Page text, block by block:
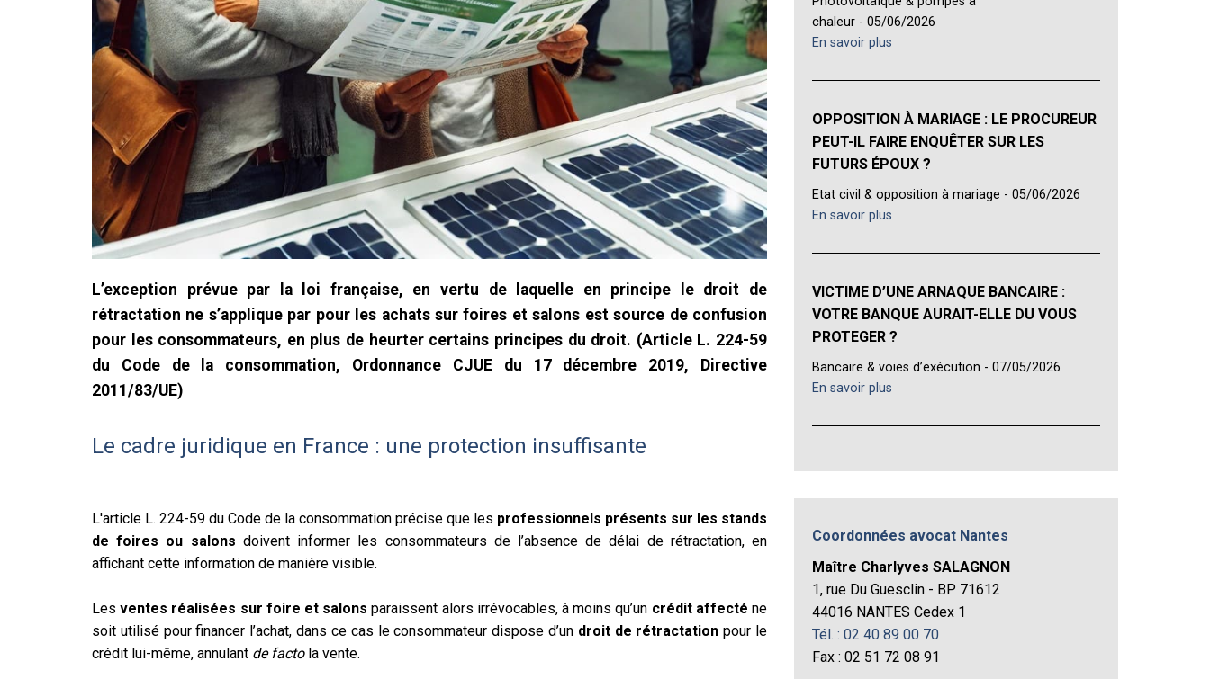
L’exception prévue par la loi française, en vertu de laquelle en principe le droit de
rétractation ne s’applique par pour les achats sur foires et salons est source de confusion
pour les consommateurs, en plus de heurter certains principes du droit. (Article L. 224-59
du Code de la consommation, Ordonnance CJUE du 17 décembre 2019, Directive
2011/83/UE)
Le cadre juridique en France : une protection insuffisante
L'article L. 224-59 du Code de la consommation précise que les professionnels présents sur les stands
de foires ou salons doivent informer les consommateurs de l’absence de délai de rétractation, en
affichant cette information de manière visible.
Lesventes réalisées sur foire et salons paraissent alors irrévocables, à moins qu’un crédit affecté ne
soit utilisé pour financer l’achat, dans ce cas le consommateur dispose d’un droit de rétractation pour le
crédit lui-même, annulant de factola vente.
chaleur - 05/06/2026
En savoir plus
OPPOSITION À MARIAGE : LE PROCUREUR
PEUT-IL FAIRE ENQUÊTER SUR LES
FUTURS ÉPOUX ?
Etat civil & opposition à mariage - 05/06/2026
En savoir plus
VICTIME D’UNE ARNAQUE BANCAIRE :
VOTRE BANQUE AURAIT-ELLE DU VOUS
PROTEGER ?
Bancaire & voies d’exécution - 07/05/2026
En savoir plus
Coordonnées avocat Nantes
Maître Charlyves SALAGNON
1, rue Du Guesclin - BP 71612
44016 NANTES Cedex 1
Tél. : 02 40 89 00 70
Fax : 02 51 72 08 91